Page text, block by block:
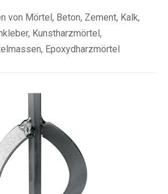
von Mörtel, Beton, Zement, Kalk,
Kunstharzmörtel,
Epoxydharzmörtel